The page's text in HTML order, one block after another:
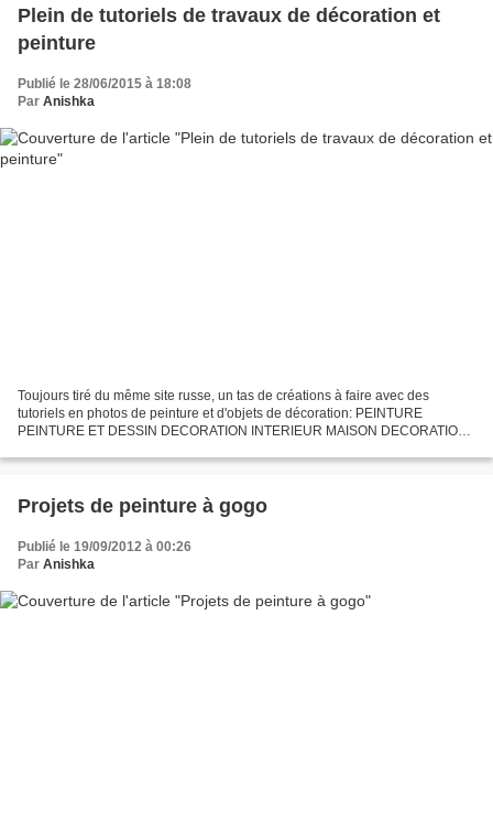
Plein de tutoriels de travaux de décoration et
peinture
Publié le 28/06/2015 à 18:08
Par Anishka
Toujours tiré du même site russe, un tas de créations à faire avec des
tutoriels en photos de peinture et d'objets de décoration: PEINTURE
PEINTURE ET DESSIN DECORATION INTERIEUR MAISON DECORATION
Projets de peinture à gogo
Publié le 19/09/2012 à 00:26
Par Anishka